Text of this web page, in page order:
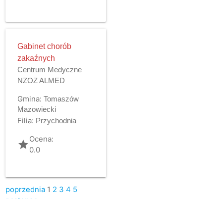
Gabinet chorób
zakaźnych
Centrum Medyczne
NZOZ ALMED
Gmina: Tomaszów
Mazowiecki
Filia: Przychodnia
gradeOcena:
0.0
poprzednia 1 2 3 4 5